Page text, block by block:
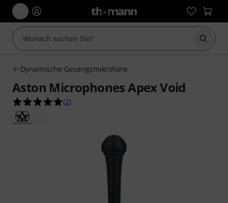
Suche
Dynamische Gesangsmikrofone
Aston Microphones Apex Void
5.0 von 5 Sternen aus 2 Kundenbewertungen
(2)